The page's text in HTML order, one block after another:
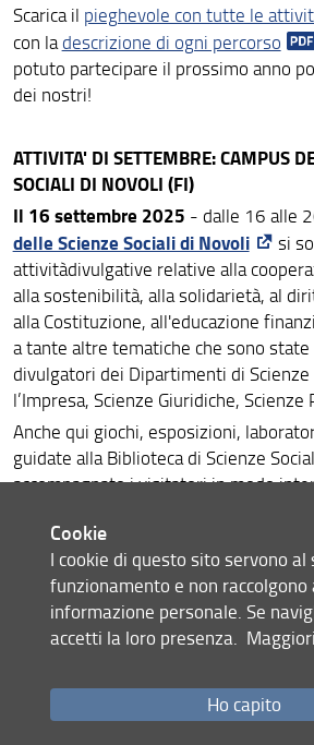
Scarica il pieghevole con tutte le
con ladescrizione di ogni percorso
potuto partecipare il prossimo anno
dei nostri!
ATTIVITA' DI SETTEMBRE: CAMPUS
SOCIALI DI NOVOLI (FI)
Il 16 settembre 2025 - dalle 16 alle
delle Scienze Sociali di Novoli
si
attivitàdivulgative relative alla
alla sostenibilità, alla solidarietà, al
alla Costituzione, all'educazione
a tante altre tematiche che sono
divulgatori dei Dipartimenti di Scienze
l’Impresa, Scienze Giuridiche, Scienze
Anche qui giochi, esposizioni,
guidate alla Biblioteca di Scienze
accompagnato i visitatori in modo
funzionare la nostra società.
(Scarica la locandina
degli
prenotazione "La dimensione
vis pacem, para pacem!")
ATTIVITA' DI SETTEMBRE: VIA LA
Il 19 settembre 2025dalle 16 alle 19
Cookie
I cookie di questo sito servono al
funzionamento e non raccolgono
informazione personale. Se
accetti la loro presenza.
Ho capito